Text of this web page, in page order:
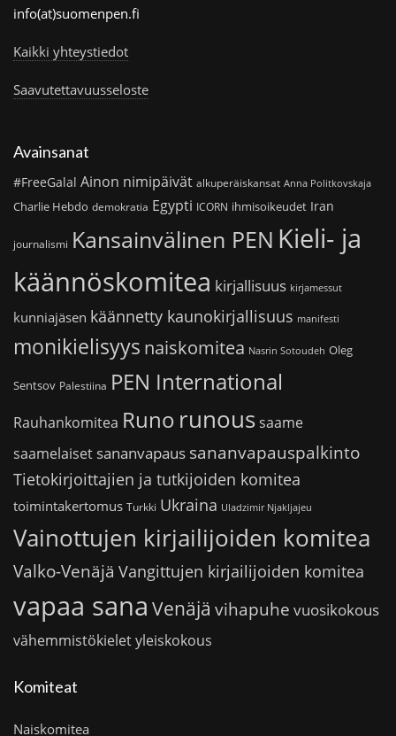
info(at)suomenpen.fi
Kaikki yhteystiedot
Saavutettavuusseloste
Avainsanat
#FreeGalal Ainon nimipäivät alkuperäiskansat Anna Politkovskaja
Charlie Hebdo demokratia Egypti ICORN ihmisoikeudet Iran
journalismi Kansainvälinen PEN Kieli- ja
käännöskomitea kirjallisuus kirjamessut
kunniajäsen käännetty kaunokirjallisuus manifesti
monikielisyys naiskomitea Nasrin Sotoudeh Oleg
Sentsov Palestiina PEN International
Rauhankomitea Runo runoussaame
saamelaiset sananvapaus sananvapauspalkinto
Tietokirjoittajien ja tutkijoiden komitea
toimintakertomus Turkki Ukraina Uladzimir Njakljajeu
Vainottujen kirjailijoiden komitea
Valko-Venäjä Vangittujen kirjailijoiden komitea
vapaa sana Venäjä vihapuhe vuosikokous
vähemmistökieletyleiskokous
Komiteat
Naiskomitea